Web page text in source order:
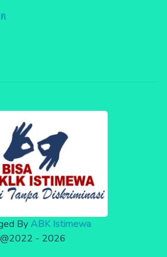
By ABK Istimewa
@2022 - 2026